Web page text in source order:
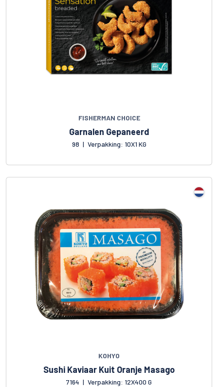
FISHERMAN CHOICE
Garnalen Gepaneerd
98 | Verpakking: 10X1 KG
KOHYO
Sushi Kaviaar Kuit Oranje Masago
7164 | Verpakking: 12X400 G